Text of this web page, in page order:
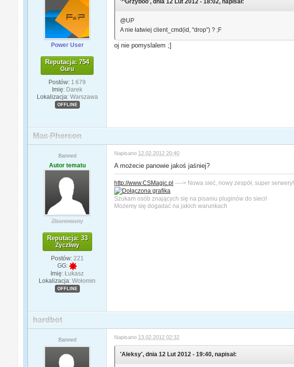
Power User
Reputacja: 754
Guru
Postów: 1 679
Imię: Darek
Lokalizacja: Warszawa
OFFLINE
'^Grzyboo', dnia 12 Lut 2012 - 18:02, napisał:
@UP
A nie łatwiej client_cmd(id, "drop") ? ;F
oj nie pomyslalem ;]
Mac Pherson
Banned
Autor tematu
Zbanowany
Reputacja: 33
Życzliwy
Postów: 221
GG:
Imię: Łukasz
Lokalizacja: Wołomin
OFFLINE
Napisano 12.02.2012 20:40
A możecie panowie jakoś jaśniej?
http://www.CSMagic.pl ----> Nowa sieć, nowy zespół, super serwery!
Szukam osób znających się na pisaniu pluginów do sieci!
Możemy się dogadać na jakich warunkach
hardbot
Banned Napisano 13.02.2012 02:32
'Aleksy', dnia 12 Lut 2012 - 19:40, napisał: